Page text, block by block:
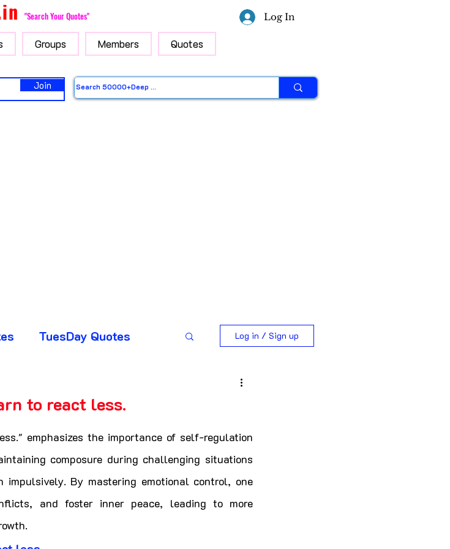
"Search Your Quotes" Log In
Groups Members Quotes
Join
TuesDay Quotes
Quotes Advice Quotes
APJ Abdul Kalam Quotes
YOUR LIFE
Log in / Sign up
to react less.
emphasizes the importance of self-regulation
composure during challenging situations
By mastering emotional control, one
and foster inner peace, leading to more